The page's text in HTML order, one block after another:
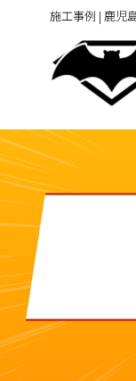
施工事例 | 鹿児